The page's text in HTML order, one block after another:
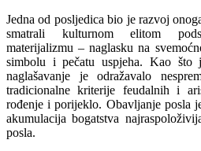
Jedna od posljedica bio je razvoj
smatrali kulturnom elitom
materijalizmu – naglasku na
simbolu i pečatu uspjeha. Kao što
naglašavanje je odražavalo
tradicionalne kriterije feudalnih i
rođenje i porijeklo. Obavljanje posla
akumulacija bogatstva
posla.